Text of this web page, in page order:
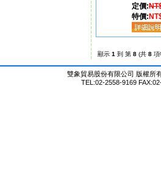
定價:
特價:
顯示 1 到 第 8(共 8項
雙象貿易股份有限公司 版權所
TEL:02-2558-9169